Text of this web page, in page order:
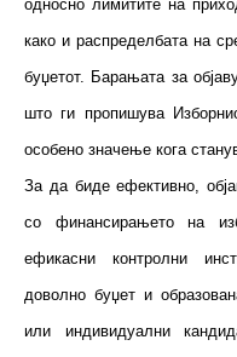
односно лимитите на
како и распределбата на
буџетот. Барањата за
што ги пропишува
особено значење кога
За да биде ефективно,
со финансирањето на
ефикасни контролни
доволно буџет и
или индивидуални